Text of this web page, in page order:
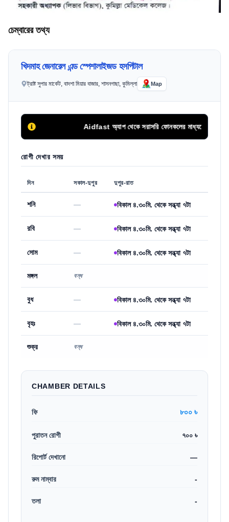
চেম্বারের তথ্য
খিদমাহ জেনারেল এন্ড স্পেশালাইজড হসপিটাল
ট্রাষ্ট সুপার মার্কেট, বাদশা মিয়ার বাজার, শাসনগাছা, কুমিল্লা Map
Aidfast অ্যাপ থেকে সরাসরি ফোনকলের মাধ্যমে অথবা
রোগী দেখার সময়
দিন সকাল-দুপুর দুপুর-রাত
শনি — বিকাল ৪.৩০মি. থেকে সন্ধ্যা ৭টা
রবি — বিকাল ৪.৩০মি. থেকে সন্ধ্যা ৭টা
সোম — বিকাল ৪.৩০মি. থেকে সন্ধ্যা ৭টা
মঙ্গল বন্ধ
বুধ — বিকাল ৪.৩০মি. থেকে সন্ধ্যা ৭টা
বৃহঃ — বিকাল ৪.৩০মি. থেকে সন্ধ্যা ৭টা
শুক্র বন্ধ
CHAMBER DETAILS
ফি ৮০০ ৳
পুরাতন রোগী ৭০০ ৳
রিপোর্ট দেখানো —
রুম নাম্বার -
তলা -